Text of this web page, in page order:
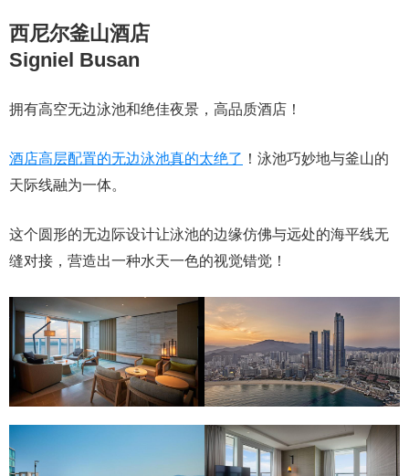
西尼尔釜山酒店
Signiel Busan
拥有高空无边泳池和绝佳夜景，高品质酒店！
酒店高层配置的无边泳池真的太绝了 ！泳池巧妙地与釜山的
天际线融为一体。
这个圆形的无边际设计让泳池的边缘仿佛与远处的海平线无
缝对接，营造出一种水天一色的视觉错觉！